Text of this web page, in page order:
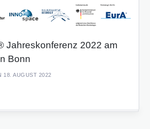
Jahreskonferenz 2022 am
Bonn
18. AUGUST 2022